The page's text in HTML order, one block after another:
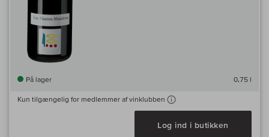
På lager 0,75 l
Kun tilgængelig for medlemmer af vinklubben
Log ind i butikken